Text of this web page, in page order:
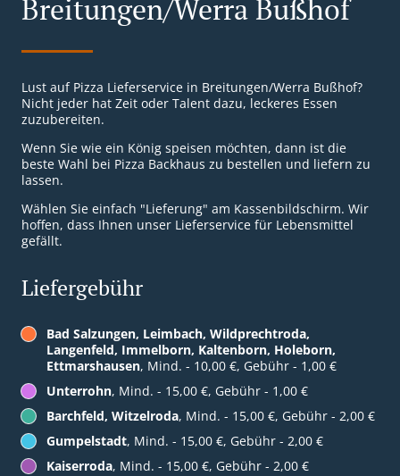
Breitungen/Werra Bußhof
Lust auf Pizza Lieferservice in Breitungen/Werra Bußhof?
Nicht jeder hat Zeit oder Talent dazu, leckeres Essen
zuzubereiten.
Wenn Sie wie ein König speisen möchten, dann ist die
beste Wahl bei Pizza Backhaus zu bestellen und liefern zu
lassen.
Wählen Sie einfach "Lieferung" am Kassenbildschirm. Wir
hoffen, dass Ihnen unser Lieferservice für Lebensmittel
gefällt.
Liefergebühr
Bad Salzungen, Leimbach, Wildprechtroda,
Langenfeld, Immelborn, Kaltenborn, Holeborn,
Ettmarshausen, Mind. - 10,00 €, Gebühr - 1,00 €
Unterrohn, Mind. - 15,00 €, Gebühr - 1,00 €
Barchfeld, Witzelroda, Mind. - 15,00 €, Gebühr - 2,00 €
Gumpelstadt, Mind. - 15,00 €, Gebühr - 2,00 €
Kaiserroda, Mind. - 15,00 €, Gebühr - 2,00 €